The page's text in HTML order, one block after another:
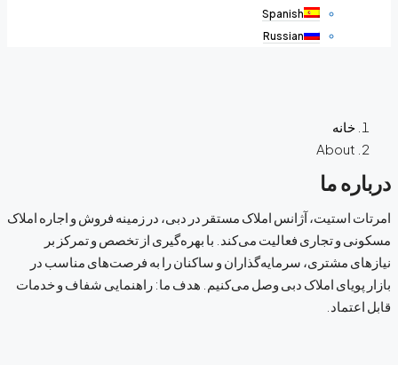
Spanish
Russian
خانه
About
درباره ما
امرتات استیت، آژانس املاک مستقر در دبی، در زمینه فروش و اجاره املاک
مسکونی و تجاری فعالیت می‌کند. با بهره‌گیری از تخصص و تمرکز بر
نیازهای مشتری، سرمایه‌گذاران و ساکنان را به فرصت‌های مناسب در
بازار پویای املاک دبی وصل می‌کنیم. هدف ما: راهنمایی شفاف و خدمات
قابل اعتماد.